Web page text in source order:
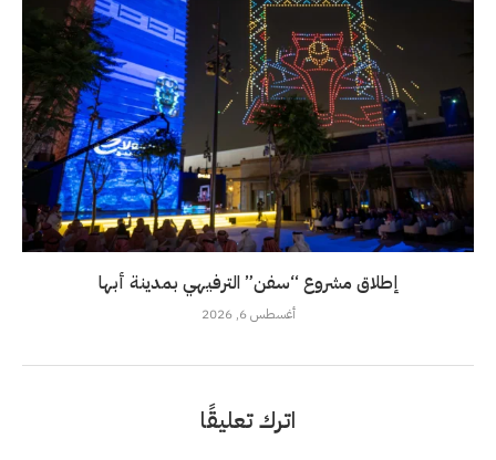
إطلاق مشروع “سفن” الترفيهي بمدينة أبها
أغسطس 6, 2026
اترك تعليقًا